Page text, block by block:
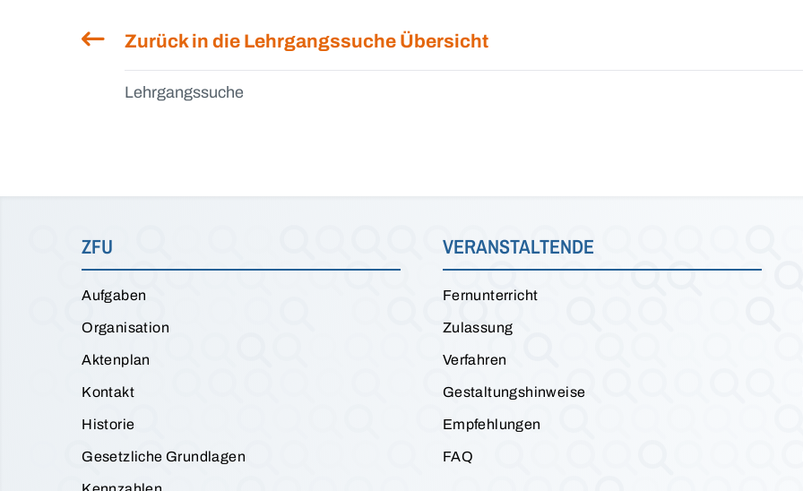
Zurück in die Lehrgangssuche Übersicht
Lehrgangssuche
ZFU
Aufgaben
Organisation
Aktenplan
Kontakt
Historie
Gesetzliche Grundlagen
VERANSTALTENDE
Fernunterricht
Zulassung
Verfahren
Gestaltungshinweise
Empfehlungen
FAQ